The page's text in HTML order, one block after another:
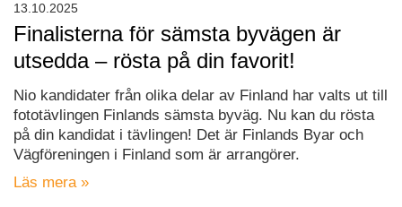
Finalisterna för sämsta byvägen är
utsedda – rösta på din favorit!
Nio kandidater från olika delar av Finland har valts ut till
fototävlingen Finlands sämsta byväg. Nu kan du rösta
på din kandidat i tävlingen! Det är Finlands Byar och
Vägföreningen i Finland som är arrangörer.
Läs mera »
13.10.2025